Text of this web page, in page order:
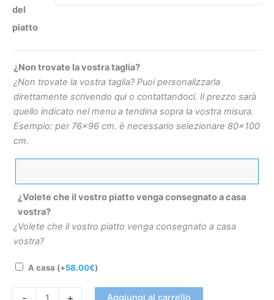
del
piatto
¿Non trovate la vostra taglia?
¿Non trovate la vostra taglia? Puoi personalizzarla
direttamente scrivendo qui o contattandoci. Il prezzo sarà
quello indicato nel menu a tendina sopra la vostra misura.
Esempio: per 76×96 cm. è necessario selezionare 80×100
cm.
¿Volete che il vostro piatto venga consegnato a casa
vostra?
¿Volete che il vostro piatto venga consegnato a casa
vostra?
A casa (+58.00€)
Aggiungi al carrello